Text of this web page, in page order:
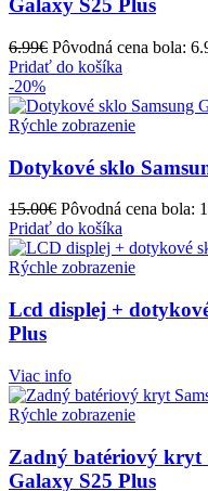
Galaxy S25 Plus
6.99€ Pôvodná cena bola:
Pridať do košíka
-20%
Rýchle zobrazenie
Dotykové sklo
15.00€ Pôvodná cena bola:
Pridať do košíka
Rýchle zobrazenie
Lcd displej +
Plus
Viac info
Rýchle zobrazenie
Zadný batériový kryt
Galaxy S25 Plus